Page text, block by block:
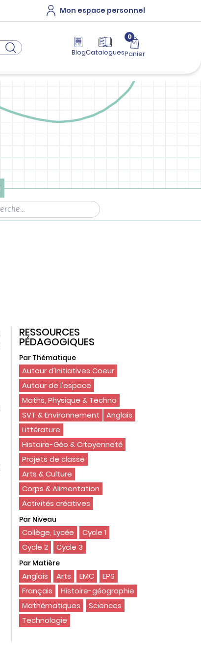
RESSOURCES
PÉDAGOGIQUES
Par Thématique
Autour d'Initiatives Coeur
Autour de l'espace
Maths, Physique & Techno
SVT & Environnement
Anglais
Littérature
Histoire-Géo & Citoyenneté
Projets de classe
Arts & Culture
Corps & Alimentation
Activités créatives
Par Niveau
Collège, Lycée
Cycle 1
Cycle 2
Cycle 3
Par Matière
Anglais Arts EMC
EPS
Français
Histoire-géographie
Mathématiques
Sciences
Technologie
Mon espace personnel
BlogCatalogues
0
Panier